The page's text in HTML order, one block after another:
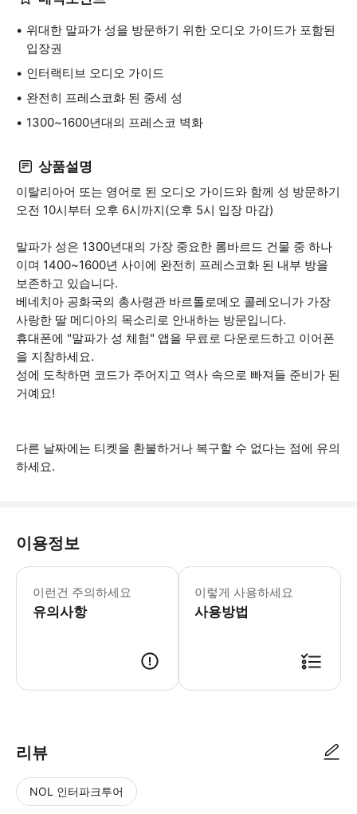
위대한 말파가 성을 방문하기 위한 오디오 가이드가 포함된
입장권
인터랙티브 오디오 가이드
완전히 프레스코화 된 중세 성
1300~1600년대의 프레스코 벽화
상품설명
이탈리아어 또는 영어로 된 오디오 가이드와 함께 성 방문하기
오전 10시부터 오후 6시까지(오후 5시 입장 마감)
말파가 성은 1300년대의 가장 중요한 롬바르드 건물 중 하나
이며 1400~1600년 사이에 완전히 프레스코화 된 내부 방을
보존하고 있습니다.
베네치아 공화국의 총사령관 바르톨로메오 콜레오니가 가장
사랑한 딸 메디아의 목소리로 안내하는 방문입니다.
휴대폰에 "말파가 성 체험" 앱을 무료로 다운로드하고 이어폰
을 지참하세요.
성에 도착하면 코드가 주어지고 역사 속으로 빠져들 준비가 된
거예요!
다른 날짜에는 티켓을 환불하거나 복구할 수 없다는 점에 유의
하세요.
이용정보
이런건 주의하세요
유의사항
위치 주소는 다음과 같습니다: 비아
이렇게 사용하세요
사용방법
리뷰
NOL 인터파크투어